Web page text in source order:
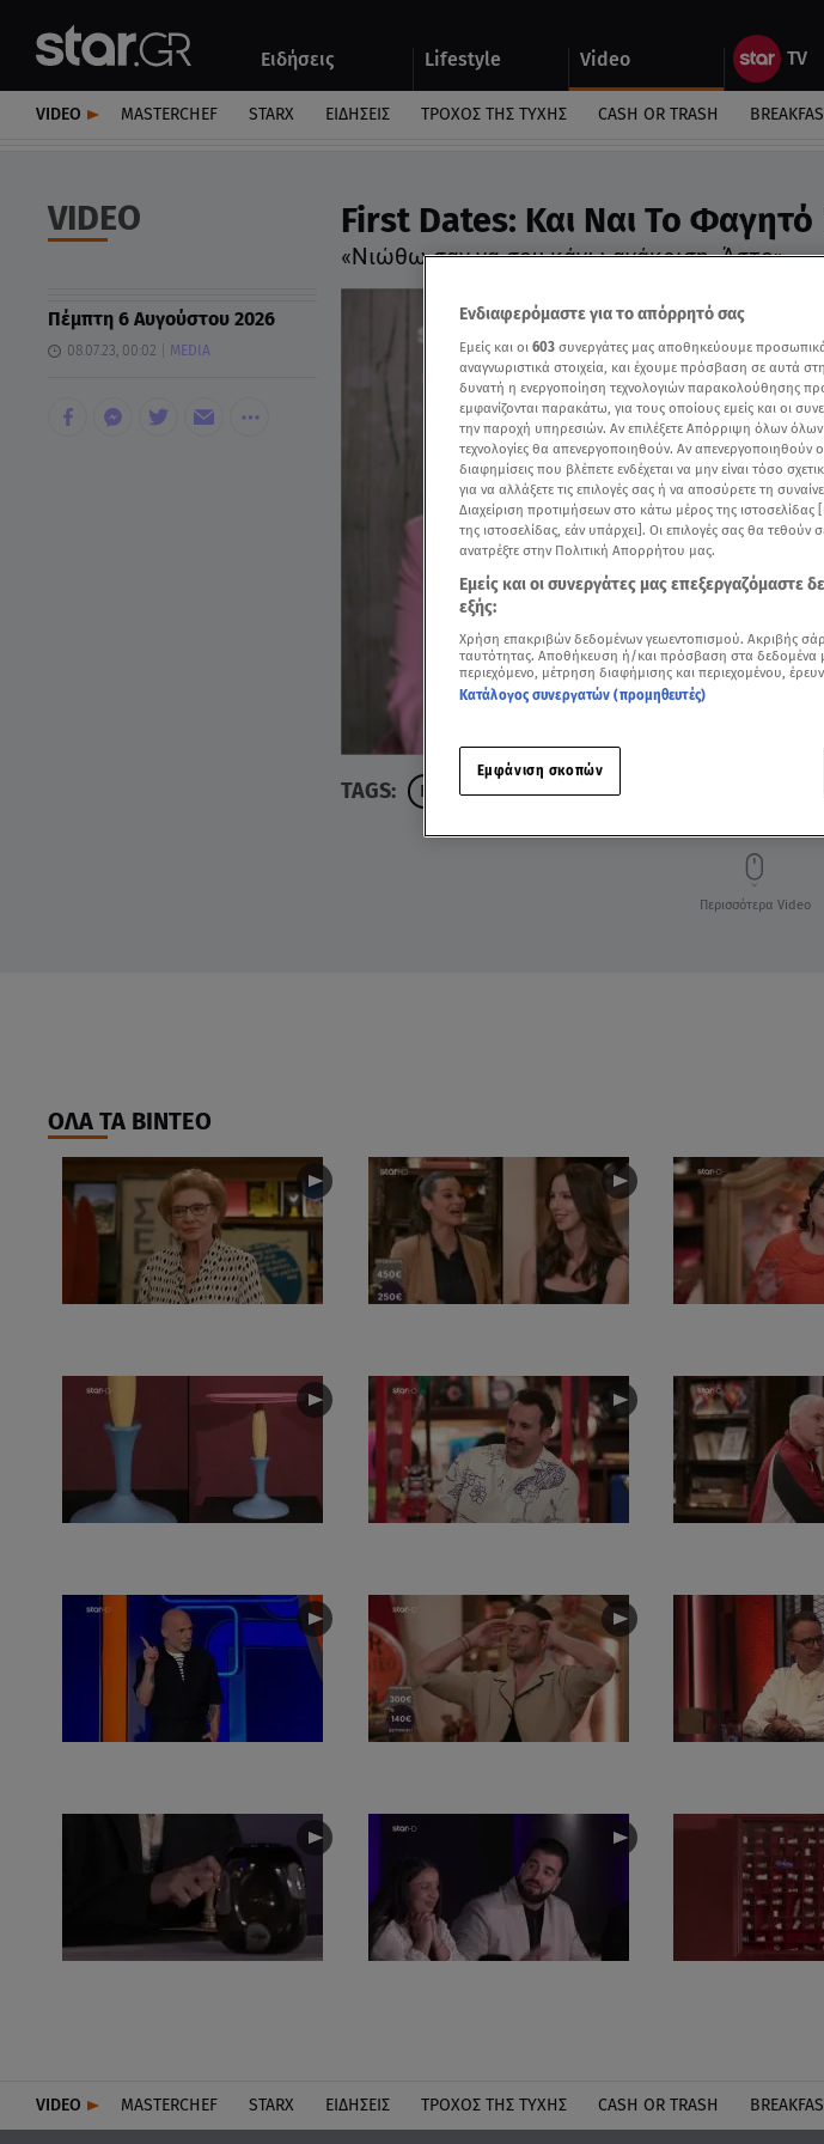
Ειδήσεις Lifestyle Video
Αυτοκίνητο
VIDEO MASTERCHEF STARX ΕΙΔΉΣΕΙΣ ΤΡΟΧΌΣ ΤΗΣ ΤΎΧΗΣ CASH OR TRASH
VIDEO First Dates: Και Ναι Το
«Νιώθω σαν να σου κάνω ανάκριση. Άστο»
Πέμπτη 6 Αυγούστου 2026
08.07.23, 00:02 MEDIA
TAGS: FIRST DATES FIRST DATES HIGHLIGHTS
Περισσότερα Video
ΟΛΑ ΤΑ ΒΙΝΤΕΟ
VIDEO MASTERCHEF STARX ΕΙΔΉΣΕΙΣ ΤΡΟΧΌΣ ΤΗΣ ΤΎΧΗΣ CASH OR TRASH
Ενδιαφερόμαστε για το απόρρητό σας
Εμείς και οι 603 συνεργάτες μας αποθηκεύουμε
αναγνωριστικά στοιχεία, και έχουμε πρόσβαση σε αυτά
δυνατή η ενεργοποίηση τεχνολογιών παρακολούθησης
εμφανίζονται παρακάτω, για τους οποίους εμείς και οι
την παροχή υπηρεσιών. Αν επιλέξετε Απόρριψη όλων
τεχνολογίες θα απενεργοποιηθούν. Αν απενεργοποιηθούν
διαφημίσεις που βλέπετε ενδέχεται να μην είναι τόσο
για να αλλάξετε τις επιλογές σας ή να αποσύρετε τη
Διαχείριση προτιμήσεων στο κάτω μέρος της
της ιστοσελίδας, εάν υπάρχει]. Οι επιλογές σας θα τεθούν
ανατρέξτε στην Πολιτική Απορρήτου μας.
Εμείς και οι συνεργάτες μας
εξής:
Χρήση επακριβών δεδομένων γεωεντοπισμού. Ακριβής
ταυτότητας. Αποθήκευση ή/και πρόσβαση στα δεδομένα
περιεχόμενο, μέτρηση διαφήμισης και περιεχομένου,
Κατάλογος συνεργατών (προμηθευτές)
Εμφάνιση σκοπών